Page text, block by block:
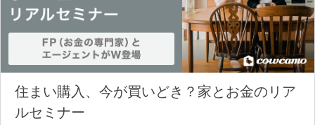
住まい購入、今が買いどき？家とお金のリア
ルセミナー